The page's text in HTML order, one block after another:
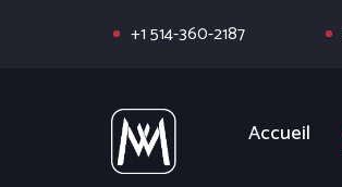
+1 514-360-2187
Accueil